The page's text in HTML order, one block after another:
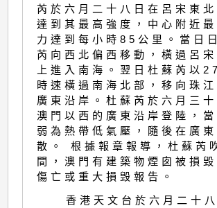
芮於六月二十八日在呂宋東
達到其最高強度，中心附近
力達到每小時85公里。當日
芮向西北偏西移動，橫過呂
上進入南海。翌日杜蘇芮以
時速橫過南海北部，移向珠
廣東沿岸。杜蘇芮於六月三
澳門以西的廣東沿岸登陸，
弱為熱帶低氣壓，隨後在廣
散。 根據報章報導，杜蘇芮
間，澳門有建築物煙囱被損
傷亡或重大損毁報告。
香港天文台於六月二十